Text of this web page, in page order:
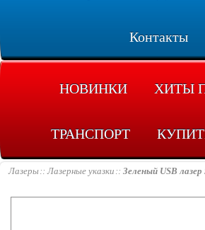
Контакты
НОВИНКИ ХИТЫ
ТРАНСПОРТ
Лазеры Лазерные указки Зеленый USB